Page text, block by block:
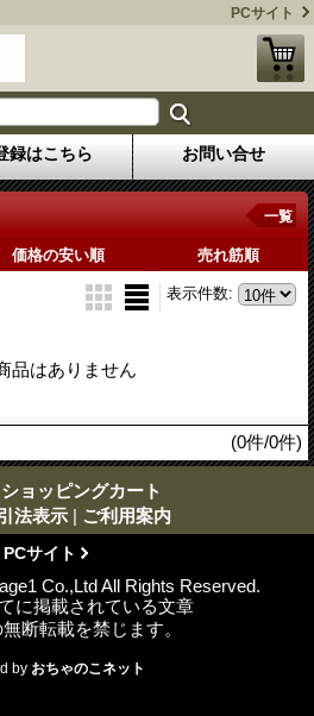
PCサイト
録はこちら お問い合せ
一覧
価格の安い順 売れ筋順
表示件数:
品はありません
(0件/0件)
ショッピングカート
法表示 | ご利用案内
PCサイト
Co.,Ltd All Rights Reserved.
に掲載されている文章
断転載を禁じます。
by おちゃのこネット